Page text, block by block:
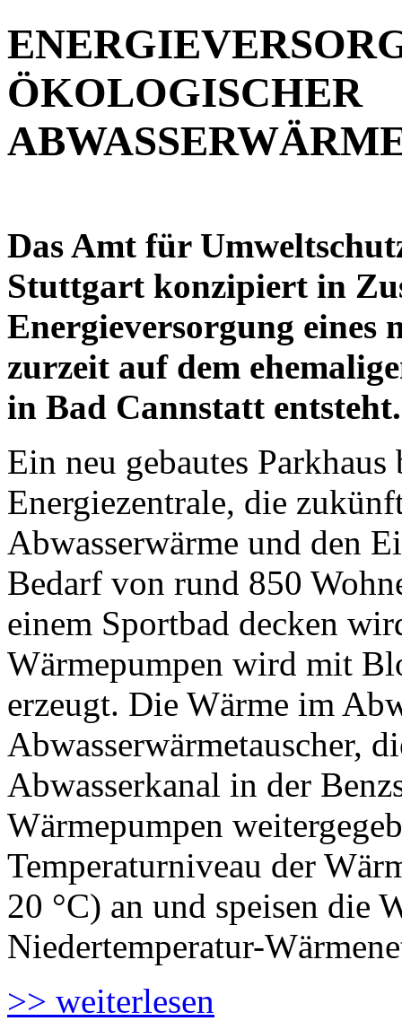
ÖKOLOGISCHER
Das Amt für
Stuttgart konzipiert in
Energieversorgung eines
zurzeit auf dem
in Bad Cannstatt entsteht.
Ein neu gebautes
Energiezentrale, die
Abwasserwärme und den
Bedarf von rund 850
einem Sportbad decken
Wärmepumpen wird mit
erzeugt. Die Wärme im
Abwasserwärmetauscher,
Abwasserkanal in der
Wärmepumpen
Temperaturniveau der
20 °C) an und speisen die
Niedertemperatur-
>> weiterlesen